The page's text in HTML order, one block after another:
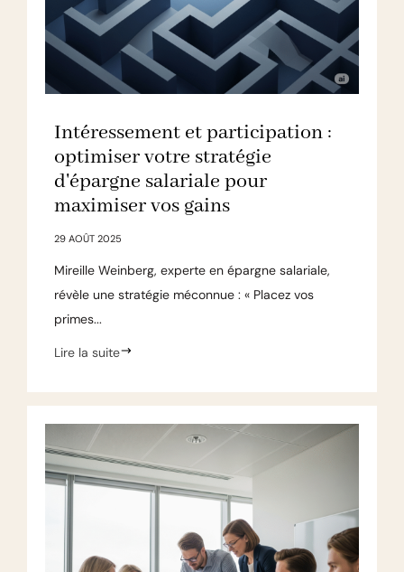
Intéressement et participation :
optimiser votre stratégie
d'épargne salariale pour
maximiser vos gains
29 AOÛT 2025
Mireille Weinberg, experte en épargne salariale,
révèle une stratégie méconnue : « Placez vos
primes...
Lire la suite